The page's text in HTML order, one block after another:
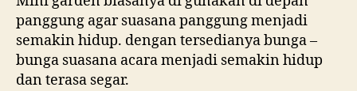
panggung agar suasana panggung menjadi
semakin hidup. dengan tersedianya bunga –
bunga suasana acara menjadi semakin hidup
dan terasa segar.